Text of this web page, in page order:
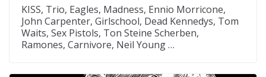
KISS, Trio, Eagles, Madness, Ennio Morricone,
John Carpenter, Girlschool, Dead Kennedys, Tom
Waits, Sex Pistols, Ton Steine Scherben,
Ramones, Carnivore, Neil Young …